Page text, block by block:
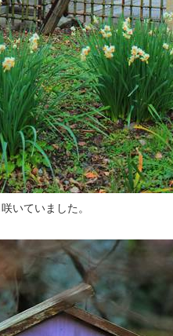
いていました。